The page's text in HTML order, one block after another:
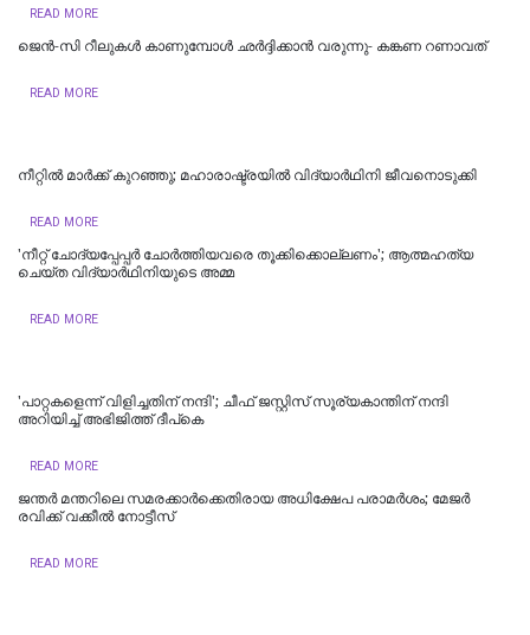
READ MORE
ജെന്‍-സി റീലുകള്‍ കാണുമ്പോള്‍ ഛര്‍ദ്ദിക്കാന്‍ വരുന്നു- കങ്കണ റണാവത്
READ MORE
നീറ്റിൽ മാർക്ക് കുറഞ്ഞു; മഹാരാഷ്ട്രയിൽ വിദ്യാർഥിനി ജീവനൊടുക്കി
READ MORE
'നീറ്റ് ചോദ്യപ്പേപ്പർ ചോർത്തിയവരെ തൂക്കിക്കൊല്ലണം'; ആത്മഹത്യ
ചെയ്ത വിദ്യാർഥിനിയുടെ അമ്മ
READ MORE
'പാറ്റകളെന്ന് വിളിച്ചതിന് നന്ദി'; ചീഫ് ജസ്റ്റിസ് സൂര്യകാന്തിന് നന്ദി
അറിയിച്ച് അഭിജിത്ത് ദീപ്‌കെ
READ MORE
ജന്തർ മന്തറിലെ സമരക്കാർക്കെതിരായ അധിക്ഷേപ പരാമർശം; മേജർ
രവിക്ക് വക്കീൽ നോട്ടീസ്
READ MORE